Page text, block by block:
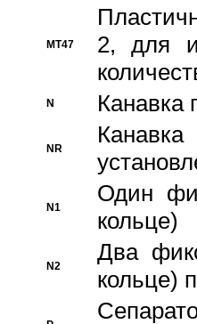
MT47
2, для
N Канавка
NR
N1
Один
кольце)
N2
Два
кольце)